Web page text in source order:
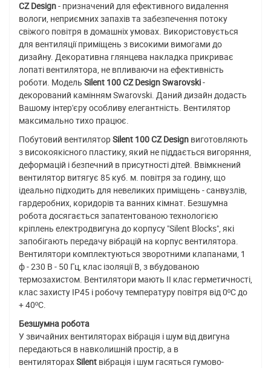
CZ Design- призначений для ефективного видалення
вологи, неприємних запахів та забезпечення потоку
свіжого повітря в домашніх умовах. Використовується
для вентиляції приміщень з високими вимогами до
дизайну. Декоративна глянцева накладка прикриває
лопаті вентилятора, не впливаючи на ефективність
роботи. Модель Silent 100 CZ Design Swarovski-
декорований камінням Swarovski. Даний дизайн додасть
Вашому інтер'єру особливу елегантність. Вентилятор
максимально тихо працює.
Побутовий вентиляторSilent 100 CZ Design виготовляють
з високоякісного пластику, який не піддається вигоряння,
деформацій і безпечний в присутності дітей. Ввімкнений
вентилятор витягує 85 куб. м. повітря за годину, що
ідеально підходить для невеликих приміщень - санвузлів,
гардеробних, коридорів та ванних кімнат. Безшумна
робота досягається запатентованою технологією
кріплень електродвигуна до корпусу "Silent Blocks", які
запобігають передачу вібрацій на корпус вентилятора.
Вентилятори комплектуються зворотними клапанами, 1
ф - 230 В - 50 Гц, клас ізоляції B, з вбудованою
термозахистом. Вентилятори мають II клас герметичності,
клас захисту IP45 і робочу температуру повітря від 0ºC до
+ 40ºC.
Безшумна робота
У звичайних вентиляторах вібрація і шум від двигуна
передаються в навколишній простір, а в
вентиляторахSilent вібрація і шум гасяться гумово-